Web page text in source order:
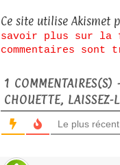
Ce site utilise Akismet
savoir plus sur la
commentaires sont
1
CHOUETTE,
Le plus récent